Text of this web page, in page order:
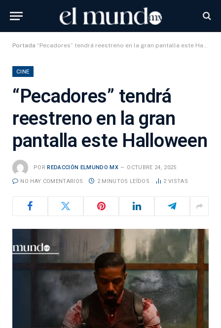
Portada “Pecadores” tendrá reestreno en la gran pantalla este Halloween
CINE
“Pecadores” tendrá
reestreno en la gran
pantalla este Halloween
POR REDACCIÓN ELMUNDO MX OCTUBRE 24, 2025
NO HAY COMENTARIOS 2 MINUTOS LEÍDOS 2 VISTAS